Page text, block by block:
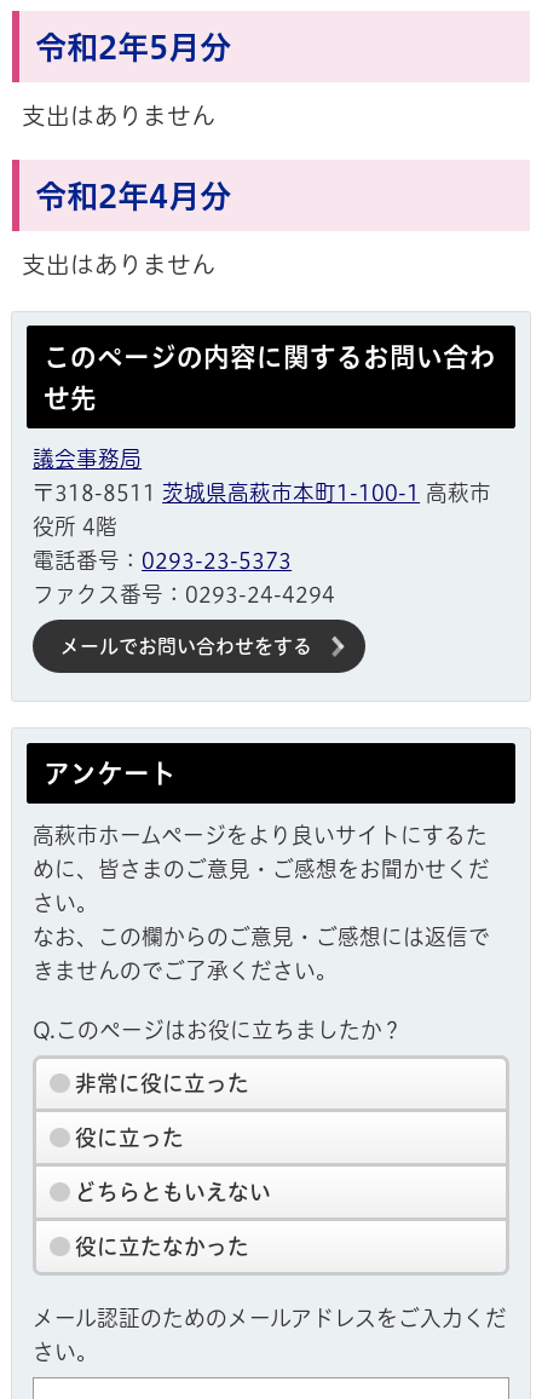
令和2年5月分
支出はありません
令和2年4月分
支出はありません
このページの内容に関するお問い合わ
せ先
議会事務局
〒318-8511 茨城県高萩市本町1-100-1
高萩市
役所 4階
電話番号： 0293-23-5373
ファクス番号：0293-24-4294
メールでお問い合わせをする
アンケート
高萩市ホームページをより良いサイトにするた
めに、皆さまのご意見・ご感想をお聞かせくだ
さい。
なお、この欄からのご意見・ご感想には返信で
きませんのでご了承ください。
Q.このページはお役に立ちましたか？
非常に役に立った
役に立った
どちらともいえない
役に立たなかった
メール認証のためのメールアドレスをご入力くだ
さい。